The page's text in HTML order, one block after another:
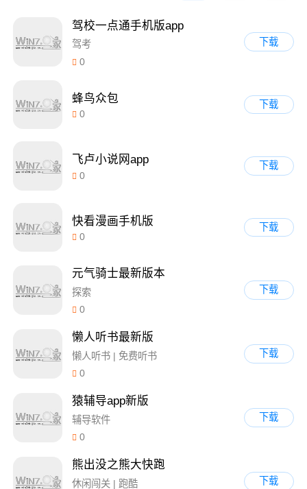
驾校一点通手机版app
驾考
0
下载
蜂鸟众包
0
下载
飞卢小说网app
0
下载
快看漫画手机版
0
下载
元气骑士最新版本
探索
0
下载
懒人听书最新版
懒人听书 | 免费听书
0
下载
猿辅导app新版
辅导软件
0
下载
熊出没之熊大快跑
休闲闯关 | 跑酷 下载